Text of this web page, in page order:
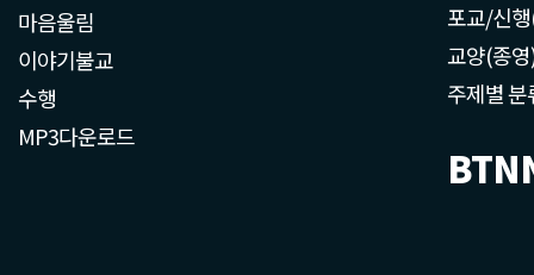
마음울림
이야기불교
수행
MP3다운로드
포교/신
교양(종
주제별 분